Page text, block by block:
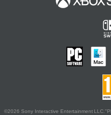
©2026 Sony Interactive Entertainment